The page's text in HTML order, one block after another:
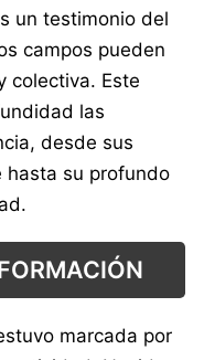
un testimonio del
campos pueden
colectiva. Este
las
desde sus
hasta su profundo
marcada por